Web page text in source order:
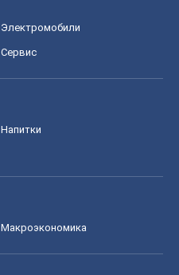
Электромобили
Сервис
Напитки
Mакроэкономика